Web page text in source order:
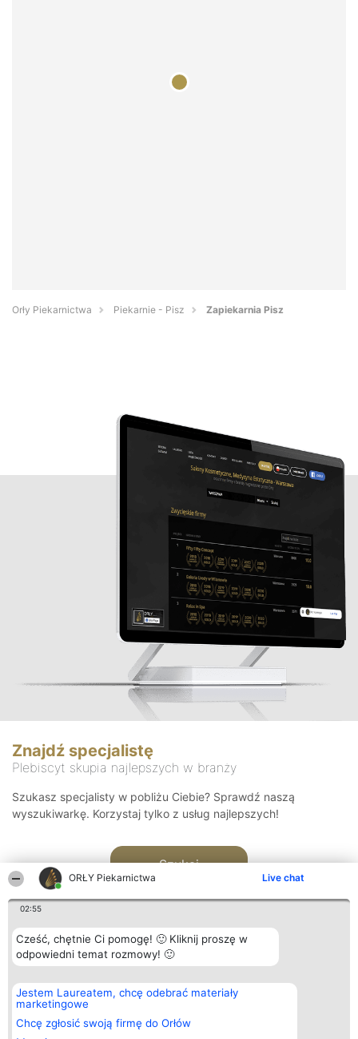
ORŁY Piekarnictwa Live chat
02:55
Cześć, chętnie Ci pomogę! 🙂 Kliknij proszę w
odpowiedni temat rozmowy! 🙂
Jestem Laureatem, chcę odebrać materiały
marketingowe
Chcę zgłosić swoją firmę do Orłów
Orły Piekarnictwa Piekarnie - Pisz Zapiekarnia Pisz
Znajdź specjalistę
Plebiscyt skupia najlepszych w branży
Szukasz specjalisty w pobliżu Ciebie? Sprawdź naszą
wyszukiwarkę. Korzystaj tylko z usług najlepszych!
Szukaj
Organizator plebiscytu
Bright Side Solutions sp. z o.
o. sp. k.
ul. Ruska 22
Wrocław 50-079
Plebiscyt
Laureaci
wszystkich
Laureatów
Kontakt
Kontakt